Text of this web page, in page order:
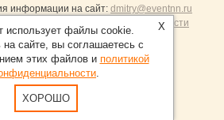
информации на сайт: dmitry@eventnn.ru
и политика конфиденциальности
сайтов Санкт-Петербург
X
использует файлы cookie.
на сайте, вы соглашаетесь с
этих файлов и политикой
.
ХОРОШО